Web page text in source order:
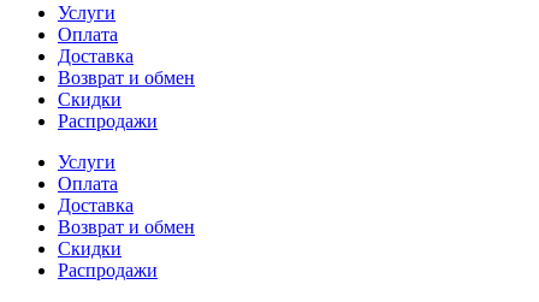
Услуги
Оплата
Доставка
Возврат и обмен
Скидки
Распродажи
Услуги
Оплата
Доставка
Возврат и обмен
Скидки
Распродажи